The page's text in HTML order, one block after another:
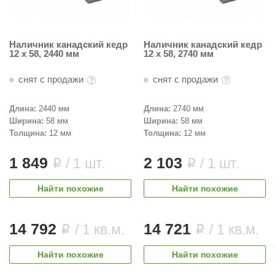
Наличник канадский кедр
12 х 58, 2440 мм
снят с продажи
Длина: 2440 мм
Ширина: 58 мм
Толщина: 12 мм
1 849 i / 1 шт.
Найти похожие
14 792 i / 1 кв.м.
Найти похожие
Наличник канадский кедр
12 х 58, 2740 мм
снят с продажи
Длина: 2740 мм
Ширина: 58 мм
Толщина: 12 мм
2 103 i / 1 шт.
Найти похожие
14 721 i / 1 кв.м.
Найти похожие